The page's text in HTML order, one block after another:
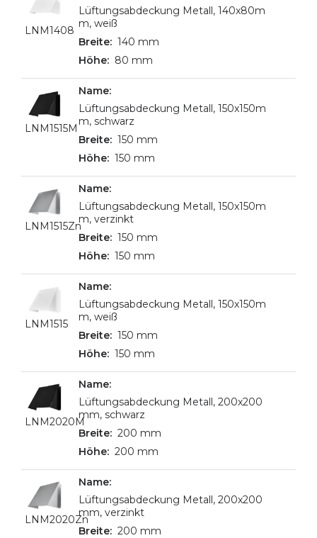
LNM1408
Lüftungsabdeckung Metall, 140x80m
m, weiß
140 mm
80 mm
LNM1515M
Lüftungsabdeckung Metall, 150x150m
m, schwarz
150 mm
150 mm
LNM1515Zn
Lüftungsabdeckung Metall, 150x150m
m, verzinkt
150 mm
150 mm
LNM1515
Lüftungsabdeckung Metall, 150x150m
m, weiß
150 mm
150 mm
LNM2020M
Lüftungsabdeckung Metall, 200x200
mm, schwarz
200 mm
200 mm
LNM2020Zn
Lüftungsabdeckung Metall, 200x200
mm, verzinkt
200 mm